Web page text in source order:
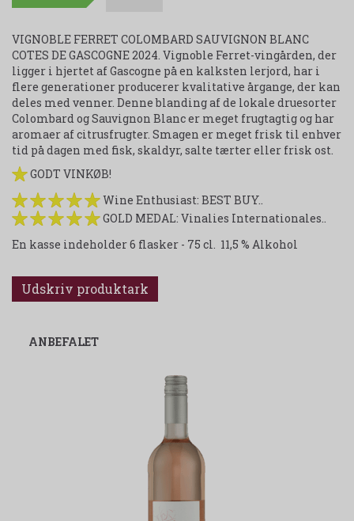
VIGNOBLE FERRET COLOMBARD SAUVIGNON BLANC
COTES DE GASCOGNE 2024. Vignoble Ferret-vingården, der
ligger i hjertet af Gascogne på en kalksten lerjord, har i
flere generationer producerer kvalitative årgange, der kan
deles med venner. Denne blanding af de lokale druesorter
Colombard og Sauvignon Blanc er meget frugtagtig og har
aromaer af citrusfrugter. Smagen er meget frisk til enhver
tid på dagen med fisk, skaldyr, salte tærter eller frisk ost.
GODT VINKØB!
Wine Enthusiast: BEST BUY..
GOLD MEDAL: Vinalies Internationales..
En kasse indeholder 6 flasker - 75 cl. 11,5 % Alkohol
Udskriv produktark
ANBEFALET